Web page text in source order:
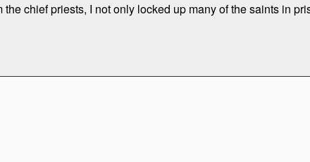
chief priests, I not only locked up many of the saints in